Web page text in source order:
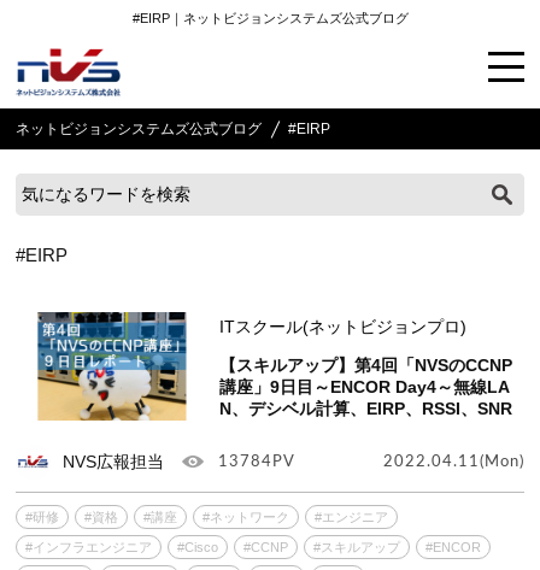
#EIRP｜ネットビジョンシステムズ公式ブログ
ネットビジョンシステムズ公式ブログ #EIRP
#EIRP
ITスクール(ネットビジョンプロ)
【スキルアップ】第4回「NVSのCCNP
講座」9日目～ENCOR Day4～無線LA
N、デシベル計算、EIRP、RSSI、SNR
NVS広報担当 13784PV 2022.04.11(Mon)
#研修 #資格 #講座 #ネットワーク #エンジニア
#インフラエンジニア #Cisco #CCNP #スキルアップ #ENCOR